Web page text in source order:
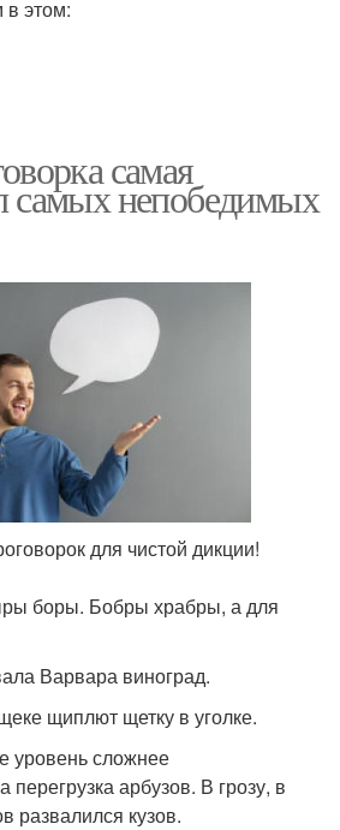
в этом:
самая
самых непобедимых
для чистой дикции!
боры. Бобры храбры, а для
Варвара виноград.
щиплют щетку в уголке.
уровень сложнее
перегрузка арбузов. В грозу, в
развалился кузов.